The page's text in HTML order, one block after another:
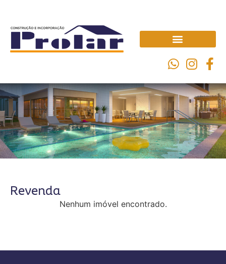
Revenda
Nenhum imóvel encontrado.